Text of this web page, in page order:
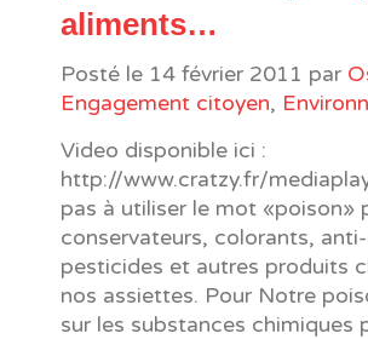
aliments…
Posté le 14 février 2011 par
Engagement citoyen,
Video disponible ici :
http://www.cratzy.fr/
pas à utiliser le mot «poison»
conservateurs, colorants,
pesticides et autres produits
nos assiettes. Pour Notre
sur les substances chimiques